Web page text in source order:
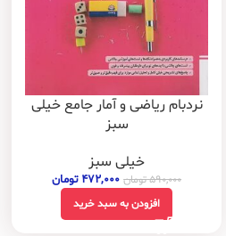
نردبام ریاضی و آمار جامع خیلی
سبز
خیلی سبز
۵۹۰,۰۰۰تومان ۴۷۲,۰۰۰ تومان
افزودن به سبد خرید